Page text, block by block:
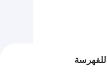
للفهرسة